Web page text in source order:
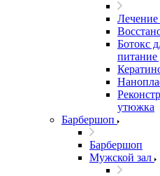
Лечение
Бoтокс
питание
утюжка
Барбершоп
Барбершоп
Мужской зал